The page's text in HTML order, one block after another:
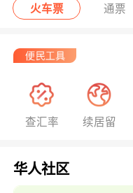
火车票 通票
查汇率 续居留
华人社区